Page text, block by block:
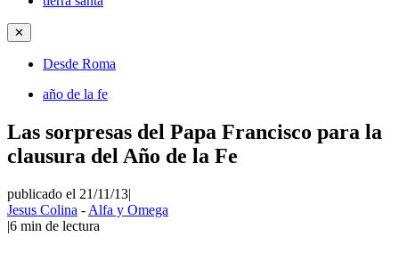
✕
Desde Roma
año de la fe
Las sorpresas del Papa Francisco para la
clausura del Año de la Fe
publicado el 21/11/13|
Jesus Colina - Alfa y Omega
|6 min de lectura